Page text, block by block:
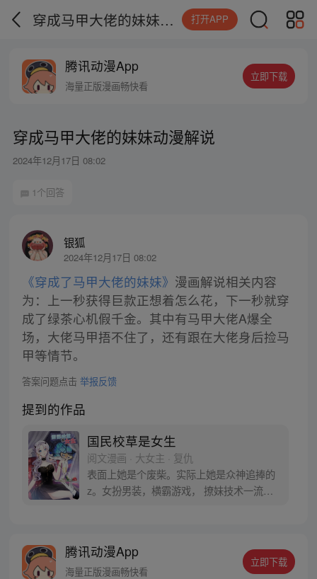
穿成马甲大佬的妹妹动漫解说 打开APP
腾讯动漫App
海量正版漫画畅快看
立即下载
穿成马甲大佬的妹妹动漫解说
2024年12月17日 08:02
1个回答
银狐
2024年12月17日 08:02
《穿成了马甲大佬的妹妹》 漫画解说相关内容
为：上一秒获得巨款正想着怎么花，下一秒就穿
成了绿茶心机假千金。其中有马甲大佬A爆全
场，大佬马甲捂不住了，还有跟在大佬身后捡马
甲等情节。
答案问题点击 举报反馈
提到的作品
国民校草是女生
阅文漫画 · 大女主 · 复仇
表面上她是个废柴。实际上她是众神追捧的
z。女扮男装，横霸游戏， 撩妹技术一流！
始你有了，就是我。”【每周日/周一更新】
腾讯动漫App
海量正版漫画畅快看
立即下载